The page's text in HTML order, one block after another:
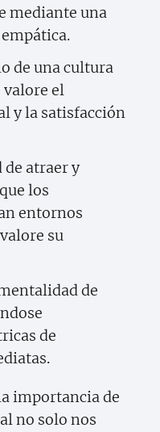
mediante una
de una cultura
el
y la satisfacción
de atraer y
los
entornos
su
de
de
importancia de
no solo nos